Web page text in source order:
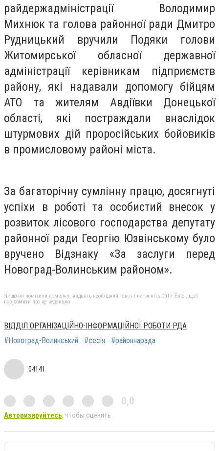
райдержадміністрації Володимир
Михнюк та голова районної ради Дмитро
Рудницький вручили Подяки голови
Житомирської обласної державної
адміністрації керівникам підприємств
району, які надавали допомогу бійцям
АТО та жителям Авдіївки Донецької
області, які постраждали внаслідок
штурмових дій проросійських бойовиків
в промисловому районі міста.
За багаторічну сумлінну працю, досягнуті
успіхи в роботі та особистий внесок у
розвиток лісового господарства депутату
районної ради Георгію Юзвінському було
вручено Відзнаку «За заслуги перед
Новоград-Волинським районом».
Якщо ви помітили помилку, виділіть необхідний текст і натисніть Ctrl + Enter, щоб
повідомити про це редакцію
ВІДДІЛ ОРГАНІЗАЦІЙНО-ІНФОРМАЦІЙНОЇ РОБОТИ РДА
#Новоград-Волинський
#сесія #районнарада
04141
0,0
Авторизируйтесь, чтобы оценить